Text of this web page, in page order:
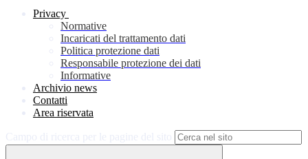
Privacy
Normative
Incaricati del trattamento dati
Politica protezione dati
Responsabile protezione dei dati
Informative
Archivio news
Contatti
Area riservata